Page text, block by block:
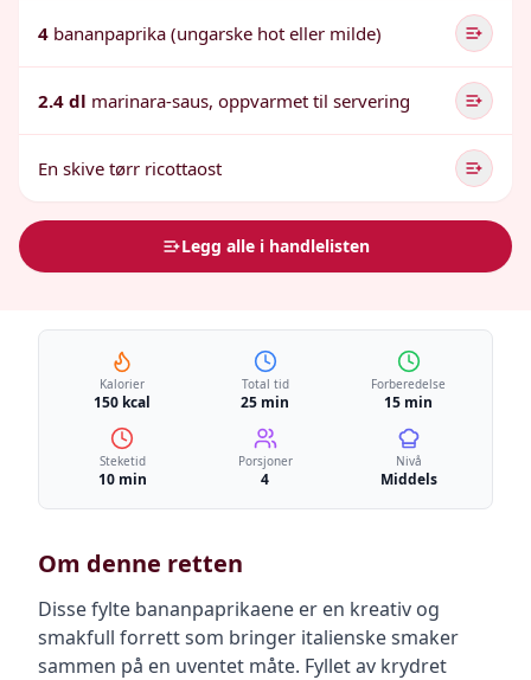
4 bananpaprika (ungarske hot eller milde)
2.4 dl marinara-saus, oppvarmet til servering
En skive tørr ricottaost
Legg alle i handlelisten
Kalorier
150 kcal
Total tid
25 min
Forberedelse
15 min
Steketid
10 min
Porsjoner
4
Nivå
Middels
Om denne retten
Disse fylte bananpaprikaene er en kreativ og
smakfull forrett som bringer italienske smaker
sammen på en uventet måte. Fyllet av krydret